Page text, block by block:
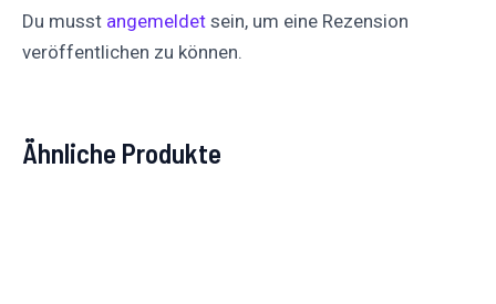
Du musst angemeldet sein, um eine Rezension
veröffentlichen zu können.
Ähnliche Produkte